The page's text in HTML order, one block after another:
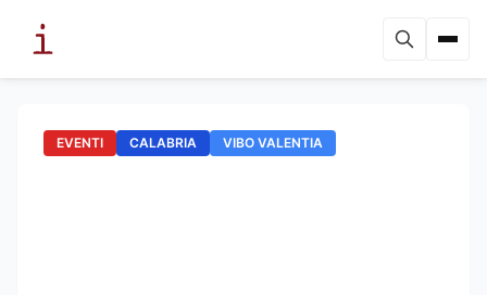
EVENTI CALABRIA VIBO VALENTIA